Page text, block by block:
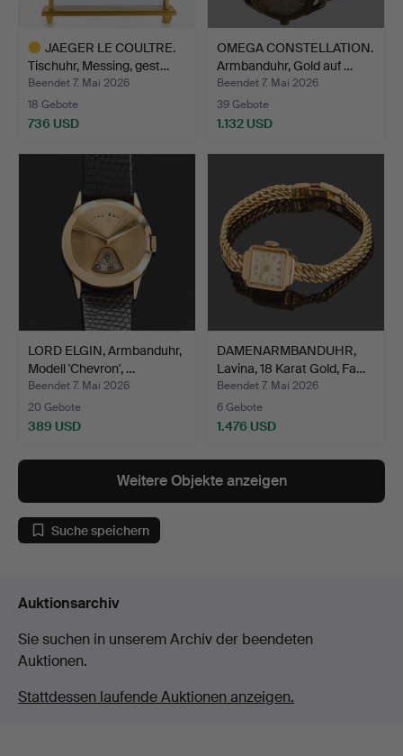
JAEGER LE COULTRE.
Tischuhr, Messing, gest…
Beendet 7. Mai 2026
18 Gebote
736 USD
OMEGA CONSTELLATION.
Armbanduhr, Gold auf …
Beendet 7. Mai 2026
39 Gebote
1.132 USD
LORD ELGIN, Armbanduhr,
Modell 'Chevron', …
Beendet 7. Mai 2026
20 Gebote
389 USD
DAMENARMBANDUHR,
Lavina, 18 Karat Gold, Fa…
Beendet 7. Mai 2026
6 Gebote
1.476 USD
Weitere Objekte anzeigen
Suche speichern
Auktionsarchiv
Sie suchen in unserem Archiv der beendeten
Auktionen.
Stattdessen laufende Auktionen anzeigen.